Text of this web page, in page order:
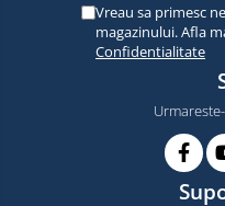
Vreau sa primesc
magazinului. Afla
Confidentialitate